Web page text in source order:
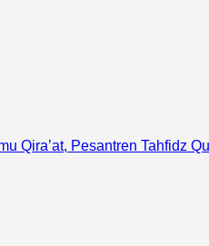
Qira’at, Pesantren Tahfidz